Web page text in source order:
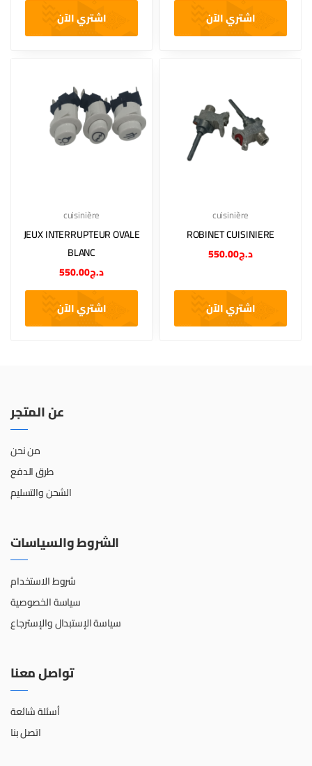
اشتري الآن
اشتري الآن
cuisinière
JEUX INTERRUPTEUR OVALE
BLANC
د.ج550.00
اشتري الآن
cuisinière
ROBINET CUISINIERE
د.ج550.00
اشتري الآن
عن المتجر
من نحن
طرق الدفع
الشحن والتسليم
الشروط والسياسات
شروط الاستخدام
سياسة الخصوصية
سياسة الإستبدال والإسترجاع
تواصل معنا
أسئلة شائعة
اتصل بنا